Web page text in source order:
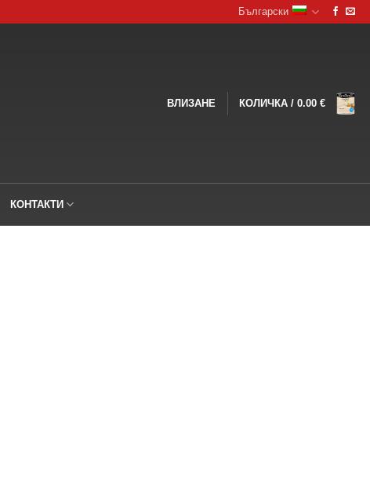
Български
ВЛИЗАНЕ КОЛИЧКА / 0.00 €
КОНТАКТИ